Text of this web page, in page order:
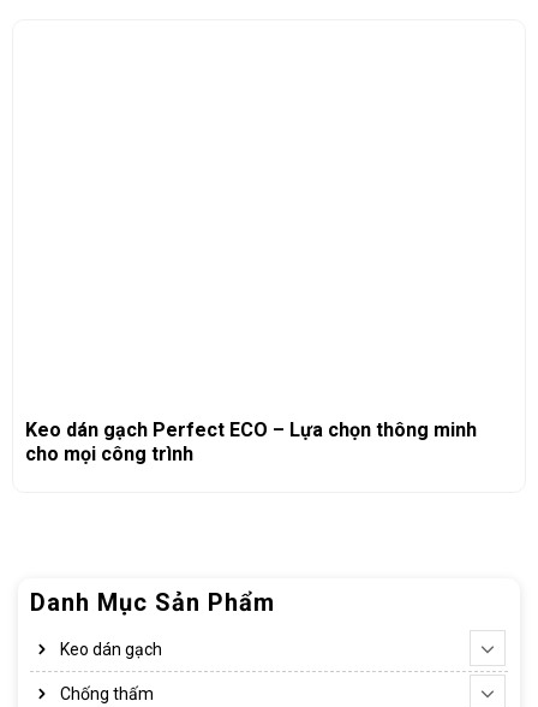
Danh Mục Sản Phẩm
Keo dán gạch
Chống thấm
Keo dán gạch Perfect ECO – Lựa chọn thông minh
cho mọi công trình